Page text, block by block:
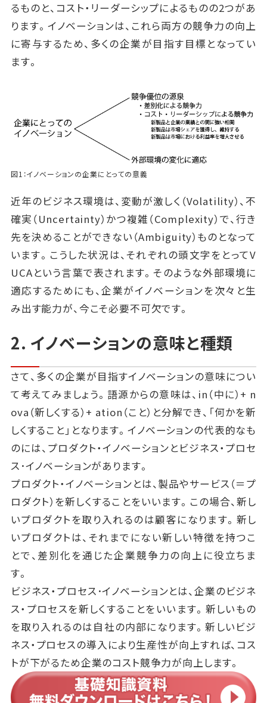
るものと、コスト・リーダーシップによるものの2つがあ
ります。イノベーションは、これら両方の競争力の向上
に寄与するため、多くの企業が目指す目標となってい
ます。
図1：イノベーションの企業にとっての意義
近年のビジネス環境は、変動が激しく（Volatility）、不
確実（Uncertainty）かつ複雑（Complexity）で、行き
先を決めることができない（Ambiguity）ものとなって
います。こうした状況は、それぞれの頭文字をとってV
UCAという言葉で表されます。そのような外部環境に
適応するためにも、企業がイノベーションを次々と生
み出す能力が、今こそ必要不可欠です。
2. イノベーションの意味と種類
さて、多くの企業が目指すイノベーションの意味につい
て考えてみましょう。語源からの意味は、in（中に）+ n
ova（新しくする）+ ation（こと）と分解でき、「何かを新
しくすること」となります。イノベーションの代表的なも
のには、プロダクト・イノベーションとビジネス・プロセ
ス･イノベーションがあります。
プロダクト・イノベーションとは、製品やサービス（＝プ
ロダクト）を新しくすることをいいます。この場合、新し
いプロダクトを取り入れるのは顧客になります。新し
いプロダクトは、それまでにない新しい特徴を持つこ
とで、差別化を通じた企業競争力の向上に役立ちま
す。
ビジネス・プロセス･イノベーションとは、企業のビジネ
ス・プロセスを新しくすることをいいます。新しいもの
を取り入れるのは自社の内部になります。新しいビジ
ネス・プロセスの導入により生産性が向上すれば、コス
トが下がるため企業のコスト競争力が向上します。